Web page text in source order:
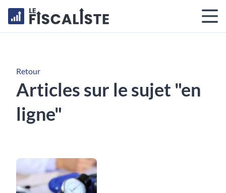
Retour
Articles sur le sujet "en
ligne"